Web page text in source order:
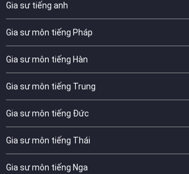
Gia sư tiếng anh
Gia sư môn tiếng Pháp
Gia sư môn tiếng Hàn
Gia sư môn tiếng Trung
Gia sư môn tiếng Đức
Gia sư môn tiếng Thái
Gia sư môn tiếng Nga